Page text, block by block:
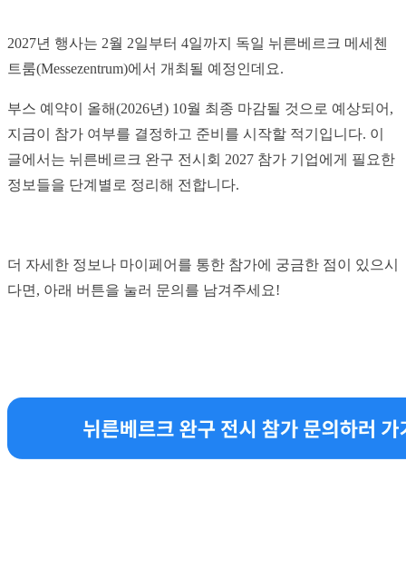
2027년 행사는 2월 2일부터 4일까지 독일 뉘른베르크 메세첸
트룸(Messezentrum)에서 개최될 예정인데요.
부스 예약이 올해(2026년) 10월 최종 마감될 것으로 예상되어,
지금이 참가 여부를 결정하고 준비를 시작할 적기입니다. 이
글에서는 뉘른베르크 완구 전시회 2027 참가 기업에게 필요한
정보들을 단계별로 정리해 전합니다.
더 자세한 정보나 마이페어를 통한 참가에 궁금한 점이 있으시
다면, 아래 버튼을 눌러 문의를 남겨주세요!